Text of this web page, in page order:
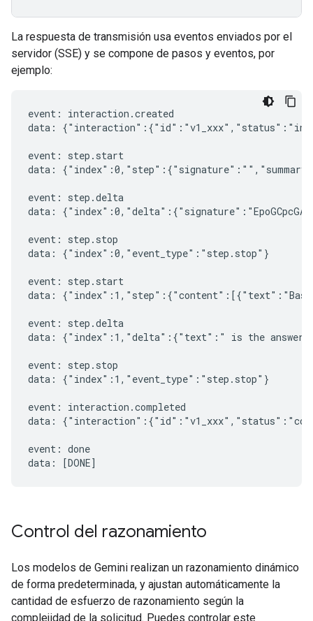
La respuesta de transmisión usa eventos enviados por el
servidor (SSE) y se compone de pasos y eventos, por
ejemplo:
event: interaction.created
data:
event: step.start
data:
event: step.delta
data:
event: step.stop
data: {"index":0,"event_type":"step.stop"}
event: step.start
data:
event: step.delta
data: {"index":1,"delta":{"text":" is the answer
event: step.stop
data: {"index":1,"event_type":"step.stop"}
event: interaction.completed
data:
event: done
Control del razonamiento
Los modelos de Gemini realizan un razonamiento dinámico
de forma predeterminada, y ajustan automáticamente la
cantidad de esfuerzo de razonamiento según la
complejidad de la solicitud. Puedes controlar este